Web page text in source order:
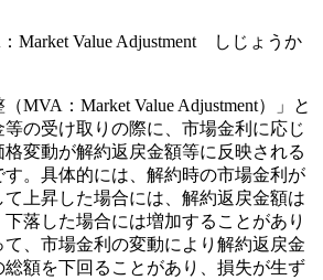
Market Value Adjustment しじょうか
（MVA：Market Value Adjustment）」と
の受け取りの際に、市場金利に応じ
変動が解約返戻金額等に反映される
。具体的には、解約時の市場金利が
上昇した場合には、解約返戻金額は
落した場合には増加することがあり
て、市場金利の変動により解約返戻金
総額を下回ることがあり、損失が生ず